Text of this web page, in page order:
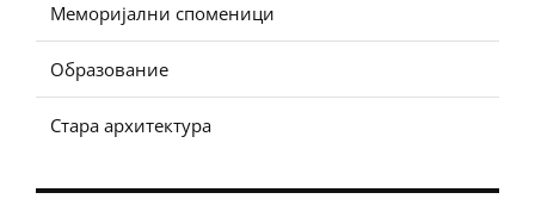
Меморијални споменици
Образование
Стара архитектура